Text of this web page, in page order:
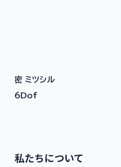
密 ミツシル
6Dof
私たちについて